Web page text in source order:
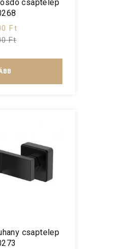
csaptelep
Ft
Ft
csaptelep